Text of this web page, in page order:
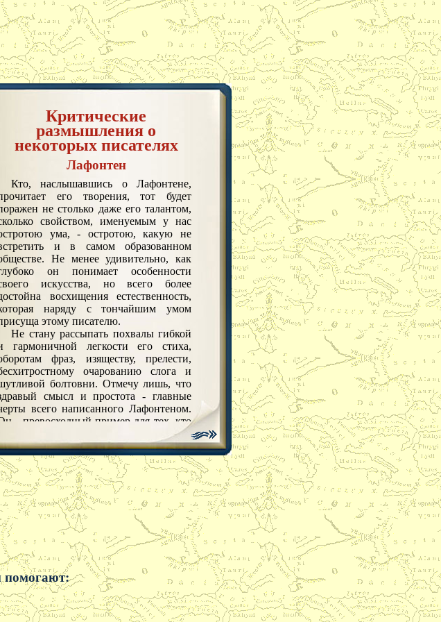
Критические
размышления о
некоторых писателях
Лафонтен
Кто, наслышавшись о Лафонтене,
его творения, тот будет
не столько даже его талантом,
свойством, именуемым у нас
ума, - остротою, какую не
и в самом образованном
Не менее удивительно, как
он понимает особенности
искусства, но всего более
восхищения естественность,
наряду с тончайшим умом
этому писателю.
Не стану рассыпать похвалы гибкой
гармоничной легкости его стиха,
фраз, изяществу, прелести,
очарованию слога и
болтовни. Отмечу лишь, что
смысл и простота - главные
всего написанного Лафонтеном.
- превосходный пример для тех, кто
в погоне за изяществом и блеском
и вразумительность и
Простота сообщает
его здравомыслию,
придает пряность его
простоте: возможно, именно эти
связанные достоинства
особенный блеск
нашего автора. Во
всяком случае, такое предположение
правдоподобно: где сказано, что
по натуре здравомыслие
может быть привлекательно? Разум
потому претит в иных людях, что
у них заемный. Врожденное
помогают: